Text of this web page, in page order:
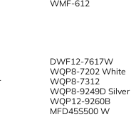
WMF-612
DWF12-7617W
WQP8-7202 White
WQP8-7312
WQP8-9249D Silver
WQP12-9260B
MFD45S500 W